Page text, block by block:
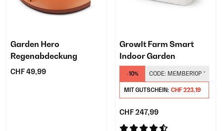
Garden Hero
Regenabdeckung
CHF 49,99
GrowIt Farm Smart
Indoor Garden
-10% CODE: MEMBER10P *
MIT GUTSCHEIN: CHF 223,19
CHF 247,99